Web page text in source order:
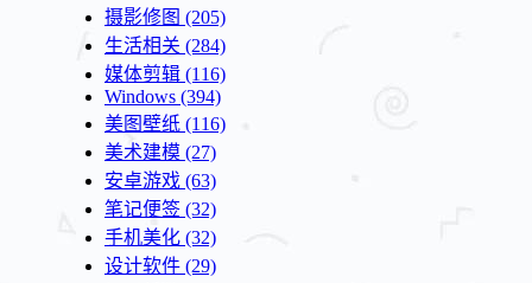
摄影修图 (205)
生活相关 (284)
媒体剪辑 (116)
Windows (394)
美图壁纸 (116)
美术建模 (27)
安卓游戏 (63)
笔记便签 (32)
手机美化 (32)
设计软件 (29)